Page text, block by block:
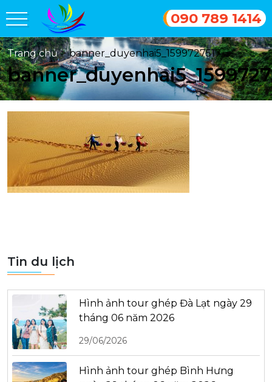
090 789 1414
Trang chủ > banner_duyenhai5_1599727517
Tin du lịch
Hình ảnh tour ghép Đà Lạt ngày 29
tháng 06 năm 2026
29/06/2026
Hình ảnh tour ghép Bình Hưng